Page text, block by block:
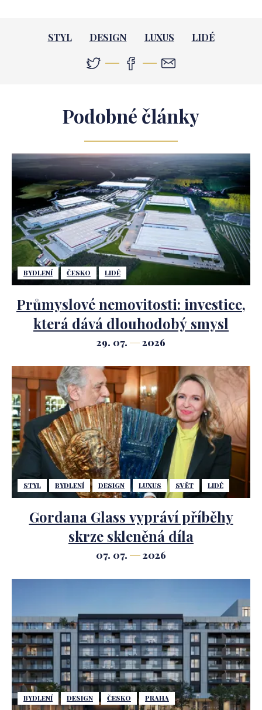
STYL DESIGN LUXUS LIDÉ
Podobné články
BYDLENÍ ČESKO LIDÉ
Průmyslové nemovitosti: investice,
která dává dlouhodobý smysl
29. 07. 2026
STYL BYDLENÍ DESIGN LUXUS SVĚT LIDÉ
Gordana Glass vypráví příběhy
skrze skleněná díla
07. 07. 2026
BYDLENÍ DESIGN ČESKO PRAHA